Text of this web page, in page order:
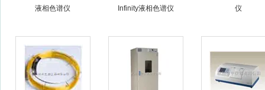
液相色谱仪
Infinity液相色谱仪
仪